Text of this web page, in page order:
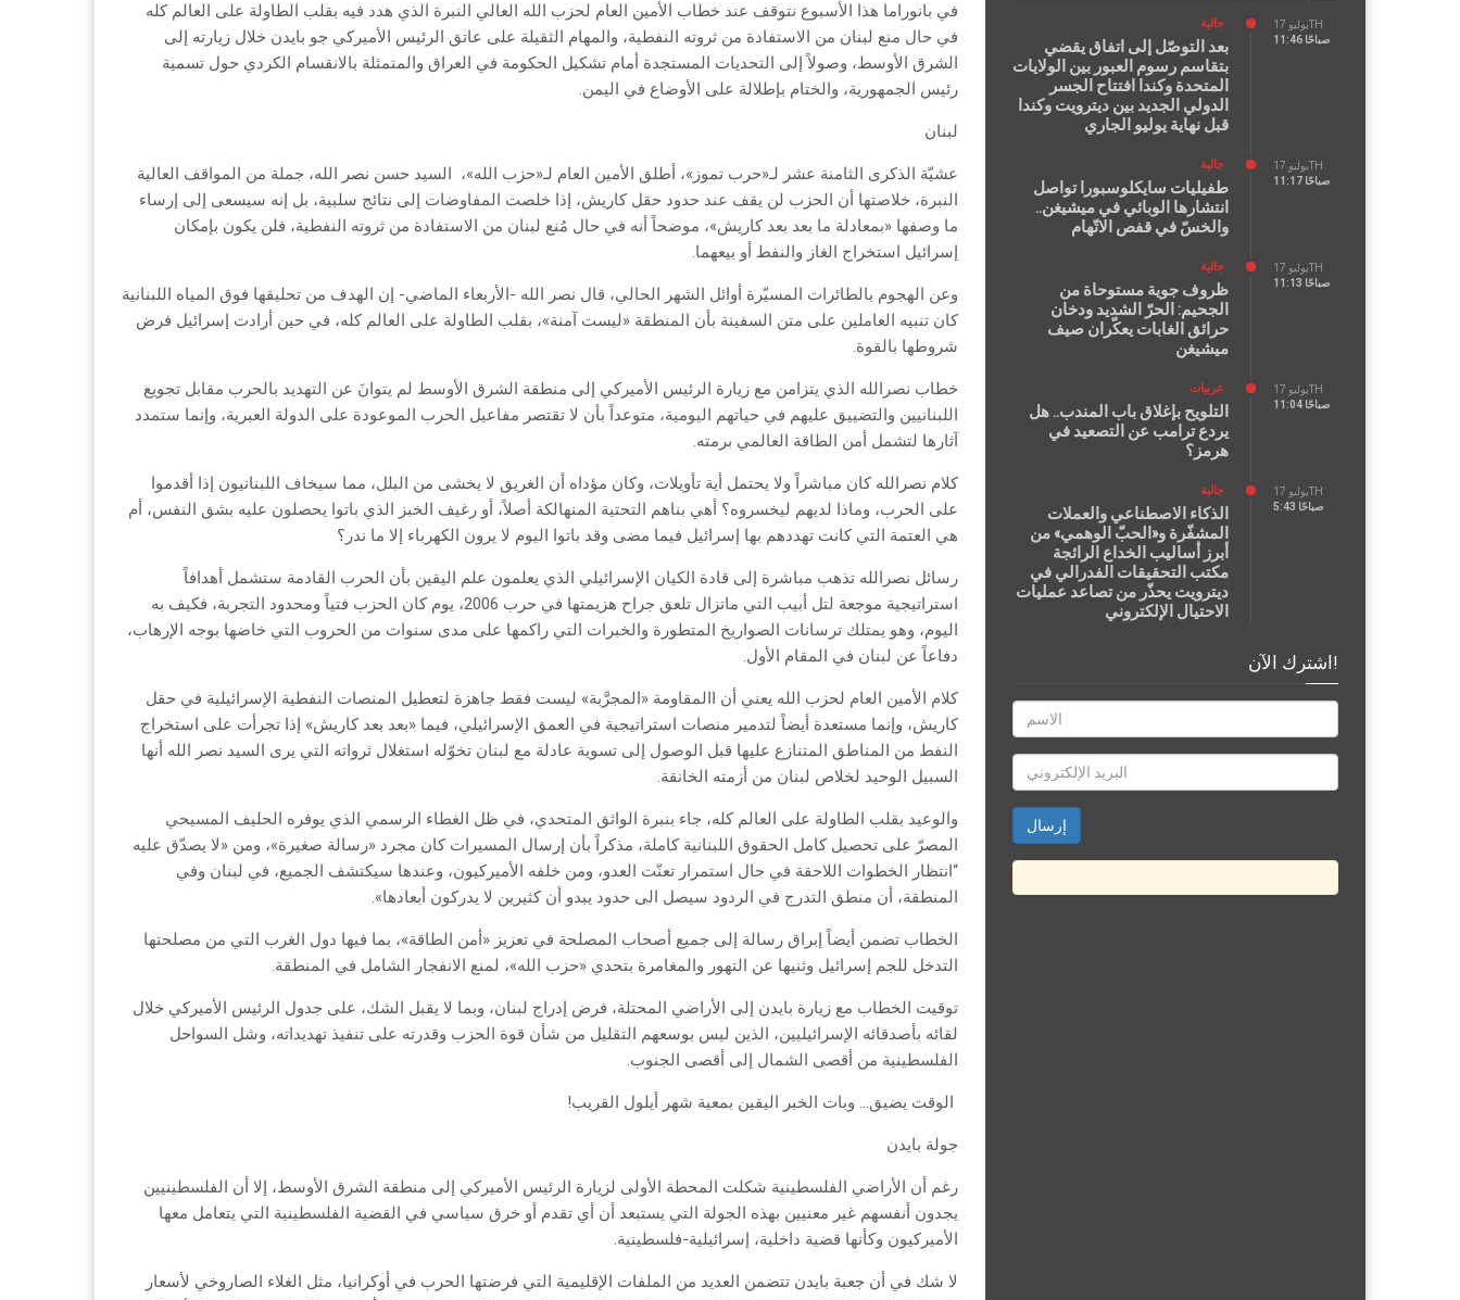
في بانوراما هذا الأسبوع نتوقف عند خطاب الأمين العام لحزب الله العالي النبرة الذي هدد فيه بقلب الطاولة على العالم كله
في حال منع لبنان من الاستفادة من ثروته النفطية، والمهام الثقيلة على عاتق الرئيس الأميركي جو بايدن خلال زيارته إلى
الشرق الأوسط، وصولاً إلى التحديات المستجدة أمام تشكيل الحكومة في العراق والمتمثلة بالانقسام الكردي حول تسمية
رئيس الجمهورية، والختام بإطلالة على الأوضاع في اليمن.
لبنان
عشيّة الذكرى الثامنة عشر لـ«حرب تموز»، أطلق الأمين العام لـ«حزب الله»، السيد حسن نصر الله، جملة من المواقف العالية
النبرة، خلاصتها أن الحزب لن يقف عند حدود حقل كاريش، إذا خلصت المفاوضات إلى نتائج سلبية، بل إنه سيسعى إلى إرساء
ما وصفها «بمعادلة ما بعد بعد كاريش»، موضحاً أنه في حال مُنع لبنان من الاستفادة من ثروته النفطية، فلن يكون بإمكان
إسرائيل استخراج الغاز والنفط أو بيعهما.
وعن الهجوم بالطائرات المسيّرة أوائل الشهر الحالي، قال نصر الله -الأربعاء الماضي- إن الهدف من تحليقها فوق المياه اللبنانية
كان تنبيه العاملين على متن السفينة بأن المنطقة «ليست آمنة»، بقلب الطاولة على العالم كله، في حين أرادت إسرائيل فرض
شروطها بالقوة.
خطاب نصرالله الذي يتزامن مع زيارة الرئيس الأميركي إلى منطقة الشرق الأوسط لم يتوانَ عن التهديد بالحرب مقابل تجويع
اللبنانيين والتضييق عليهم في حياتهم اليومية، متوعداً بأن لا تقتصر مفاعيل الحرب الموعودة على الدولة العبرية، وإنما ستمدد
آثارها لتشمل أمن الطاقة العالمي برمته.
كلام نصرالله كان مباشراً ولا يحتمل أية تأويلات، وكان مؤداه أن الغريق لا يخشى من البلل، مما سيخاف اللبنانيون إذا أقدموا
على الحرب، وماذا لديهم ليخسروه؟ أهي بناهم التحتية المنهالكة أصلاً، أو رغيف الخبز الذي باتوا يحصلون عليه بشق النفس، أم
هي العتمة التي كانت تهددهم بها إسرائيل فيما مضى وقد باتوا اليوم لا يرون الكهرباء إلا ما ندر؟
رسائل نصرالله تذهب مباشرة إلى قادة الكيان الإسرائيلي الذي يعلمون علم اليقين بأن الحرب القادمة ستشمل أهدافاً
استراتيجية موجعة لتل أبيب التي ماتزال تلعق جراح هزيمتها في حرب 2006، يوم كان الحزب فتياً ومحدود التجربة، فكيف به
اليوم، وهو يمتلك ترسانات الصواريخ المتطورة والخبرات التي راكمها على مدى سنوات من الحروب التي خاضها بوجه الإرهاب،
دفاعاً عن لبنان في المقام الأول.
كلام الأمين العام لحزب الله يعني أن االمقاومة «المجرَّبة» ليست فقط جاهزة لتعطيل المنصات النفطية الإسرائيلية في حقل
كاريش، وإنما مستعدة أيضاً لتدمير منصات استراتيجية في العمق الإسرائيلي، فيما «بعد بعد كاريش» إذا تجرأت على استخراج
النفط من المناطق المتنازع عليها قبل الوصول إلى تسوية عادلة مع لبنان تخوّله استغلال ثرواته التي يرى السيد نصر الله أنها
السبيل الوحيد لخلاص لبنان من أزمته الخانقة.
والوعيد بقلب الطاولة على العالم كله، جاء بنبرة الواثق المتحدي، في ظل الغطاء الرسمي الذي يوفره الحليف المسيحي
المصرّ على تحصيل كامل الحقوق اللبنانية كاملة، مذكراً بأن إرسال المسيرات كان مجرد «رسالة صغيرة»، ومن «لا يصدّق عليه
“انتظار الخطوات اللاحقة في حال استمرار تعنّت العدو، ومن خلفه الأميركيون، وعندها سيكتشف الجميع، في لبنان وفي
المنطقة، أن منطق التدرج في الردود سيصل الى حدود يبدو أن كثيرين لا يدركون أبعادها».
الخطاب تضمن أيضاً إبراق رسالة إلى جميع أصحاب المصلحة في تعزيز «أمن الطاقة»، بما فيها دول الغرب التي من مصلحتها
التدخل للجم إسرائيل وثنيها عن التهور والمغامرة بتحدي «حزب الله»، لمنع الانفجار الشامل في المنطقة.
توقيت الخطاب مع زيارة بايدن إلى الأراضي المحتلة، فرض إدراج لبنان، وبما لا يقبل الشك، على جدول الرئيس الأميركي خلال
لقائه بأصدقائه الإسرائيليين، الذين ليس بوسعهم التقليل من شأن قوة الحزب وقدرته على تنفيذ تهديداته، وشل السواحل
الفلسطينية من أقصى الشمال إلى أقصى الجنوب.
الوقت يضيق… وبات الخبر اليقين بمعية شهر أيلول القريب!
جولة بايدن
رغم أن الأراضي الفلسطينية شكلت المحطة الأولى لزيارة الرئيس الأميركي إلى منطقة الشرق الأوسط، إلا أن الفلسطينيين
يجدون أنفسهم غير معنيين بهذه الجولة التي يستبعد أن أي تقدم أو خرق سياسي في القضية الفلسطينية التي يتعامل معها
الأميركيون وكأنها قضية داخلية، إسرائيلية-فلسطينية.
لا شك في أن جعبة بايدن تتضمن العديد من الملفات الإقليمية التي فرضتها الحرب في أوكرانيا، مثل الغلاء الصاروخي لأسعار
يوليو 17TH
11:46 صباحًا
جالية
بعد التوصّل إلى اتفاق يقضي
بتقاسم رسوم العبور بين الولايات
المتحدة وكندا افتتاح الجسر
الدولي الجديد بين ديترويت وكندا
قبل نهاية يوليو الجاري
يوليو 17TH
11:17 صباحًا
جالية
طفيليات سايكلوسبورا تواصل
انتشارها الوبائي في ميشيغن..
والخسّ في قفص الاتّهام
يوليو 17TH
11:13 صباحًا
جالية
ظروف جوية مستوحاة من
الجحيم: الحرّ الشديد ودخان
حرائق الغابات يعكّران صيف
ميشيغن
يوليو 17TH
11:04 صباحًا
عربيات
التلويح بإغلاق باب المندب.. هل
يردع ترامب عن التصعيد في
هرمز؟
يوليو 17TH
5:43 صباحًا
جالية
الذكاء الاصطناعي والعملات
المشفّرة و«الحبّ الوهمي» من
أبرز أساليب الخداع الرائجة
مكتب التحقيقات الفدرالي في
ديترويت يحذّر من تصاعد عمليات
الاحتيال الإلكتروني
اشترك الآن!